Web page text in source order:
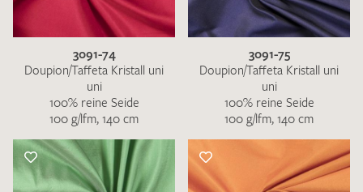
3091-74
Doupion/Taffeta Kristall uni
uni
100% reine Seide
100 g/lfm, 140 cm
3091-75
Doupion/Taffeta Kristall uni
uni
100% reine Seide
100 g/lfm, 140 cm